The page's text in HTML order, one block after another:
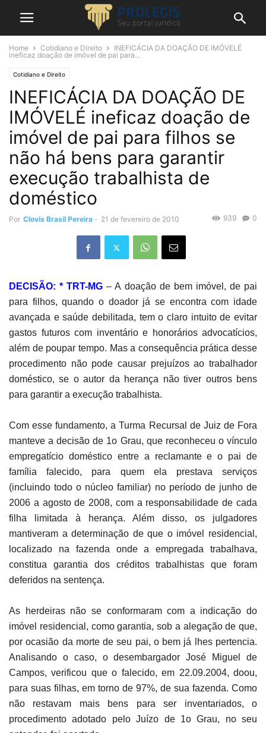
Home Cotidiano e Direito
INEFICÁCIA DA DOAÇÃO DE IMÓVELÉ
ineficaz doação de imóvel de pai para...
Cotidiano e Direito
INEFICÁCIA DA DOAÇÃO DE
IMÓVELÉ ineficaz doação de
imóvel de pai para filhos se
não há bens para garantir
execução trabalhista de
doméstico
Por Clovis Brasil Pereira - 21 de fevereiro de 2010 0
939
DECISÃO: * TRT-MG – A doação de bem imóvel, de pai
para filhos, quando o doador já se encontra com idade
avançada e saúde debilitada, tem o claro intuito de evitar
gastos futuros com inventário e honorários advocatícios,
além de poupar tempo. Mas a consequência prática desse
procedimento não pode causar prejuízos ao trabalhador
doméstico, se o autor da herança não tiver outros bens
para garantir a execução trabalhista.
Com esse fundamento, a Turma Recursal de Juiz de Fora
manteve a decisão de 1o Grau, que reconheceu o vínculo
empregatício doméstico entre a reclamante e o pai de
família falecido, para quem ela prestava serviços
(incluindo todo o núcleo familiar) no período de junho de
2006 a agosto de 2008, com a responsabilidade de cada
filha limitada à herança. Além disso, os julgadores
mantiveram a determinação de que o imóvel residencial,
localizado na fazenda onde a empregada trabalhava,
constitua garantia dos créditos trabalhistas que foram
deferidos na sentença.
As herdeiras não se conformaram com a indicação do
imóvel residencial, como garantia, sob a alegação de que,
por ocasião da morte de seu pai, o bem já lhes pertencia.
Analisando o caso, o desembargador José Miguel de
Campos, verificou que o falecido, em 22.09.2004, doou,
para suas filhas, em torno de 97%, de sua fazenda. Como
não restavam mais bens para ser inventariados, o
procedimento adotado pelo Juízo de 1o Grau, no seu